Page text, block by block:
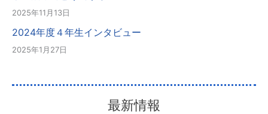
2025年11月13日
2024年度４年生インタビュー
2025年1月27日
最新情報